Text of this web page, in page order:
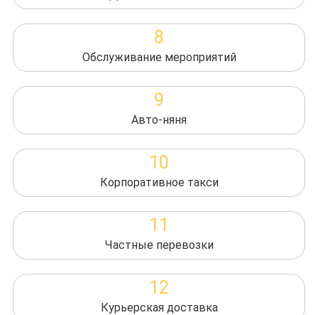
8
Обслуживание мероприятий
9
Авто-няня
10
Корпоративное такси
11
Частные перевозки
12
Курьерская доставка